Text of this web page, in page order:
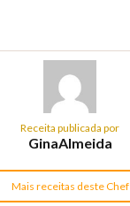
Receita publicada por
GinaAlmeida
Mais receitas deste Chef